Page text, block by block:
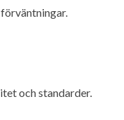
och standarder.